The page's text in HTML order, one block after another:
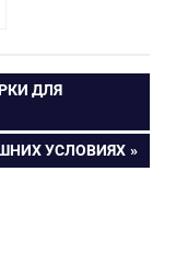
ДЛЯ
УСЛОВИЯХ